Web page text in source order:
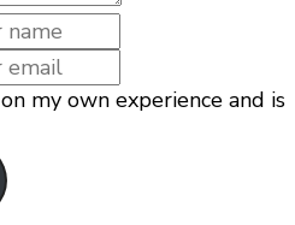
my own experience and is